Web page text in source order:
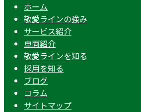
ホーム
敬愛ラインの強み
サービス紹介
車両紹介
敬愛ラインを知る
採用を知る
ブログ
コラム
サイトマップ